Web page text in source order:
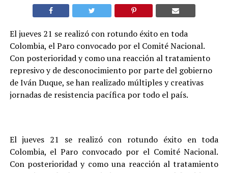
El jueves 21 se realizó con rotundo éxito en toda
Colombia, el Paro convocado por el Comité Nacional.
Con posterioridad y como una reacción al tratamiento
represivo y de desconocimiento por parte del gobierno
de Iván Duque, se han realizado múltiples y creativas
jornadas de resistencia pacífica por todo el país.
El jueves 21 se realizó con rotundo éxito en toda
Colombia, el Paro convocado por el Comité Nacional.
Con posterioridad y como una reacción al tratamiento